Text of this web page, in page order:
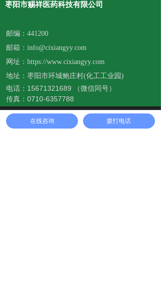
邮编：441200
邮箱：info@cixiangyy.com
网址：https://www.cixiangyy.com
地址： 枣阳市环城鲍庄村(化工工业园)
电话：15671321689 （微信同号）
传真：0710-6357788
QQ号：3541128583
枣阳市赐祥医药科技有限公司
首页 电话
在线咨询 拨打电话